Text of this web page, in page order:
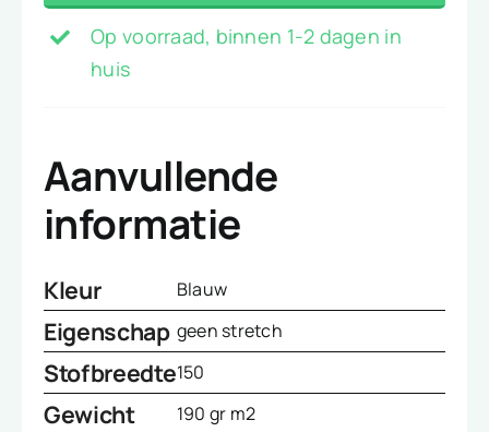
blauw
aantal
Op voorraad, binnen 1-2 dagen in
huis
Aanvullende
informatie
Kleur Blauw
Eigenschap geen stretch
Stofbreedte150
Gewicht 190 gr m2